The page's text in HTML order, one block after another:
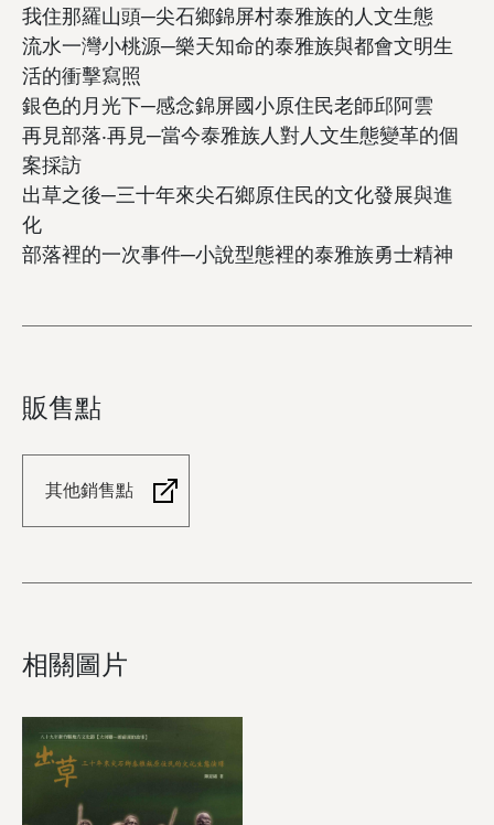
我住那羅山頭─尖石鄉錦屏村泰雅族的人文生態
流水一灣小桃源─樂天知命的泰雅族與都會文明生
活的衝擊寫照
銀色的月光下─感念錦屏國小原住民老師邱阿雲
再見部落‧再見─當今泰雅族人對人文生態變革的個
案採訪
出草之後─三十年來尖石鄉原住民的文化發展與進
化
部落裡的一次事件─小說型態裡的泰雅族勇士精神
販售點
其他銷售點
相關圖片